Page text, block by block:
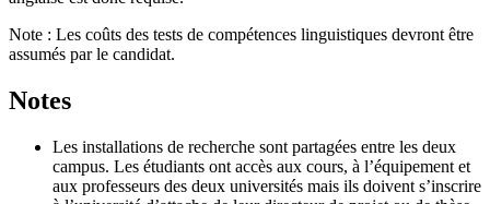
Note : Les coûts des tests de compétences linguistiques devront être
assumés par le candidat.
Notes
Les installations de recherche sont partagées entre les deux
campus. Les étudiants ont accès aux cours, à l’équipement et
aux professeurs des deux universités mais ils doivent s’inscrire